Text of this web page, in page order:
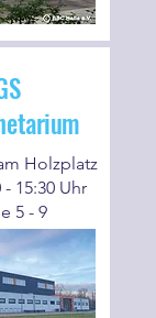
Holzplatz
15:30 Uhr
5 - 9